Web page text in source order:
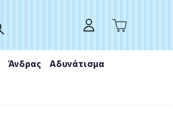
Άνδρας Αδυνάτισμα